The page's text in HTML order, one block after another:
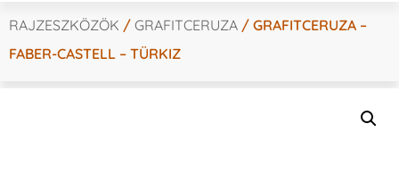
RAJZESZKÖZÖK / GRAFITCERUZA / GRAFITCERUZA –
FABER-CASTELL – TÜRKIZ